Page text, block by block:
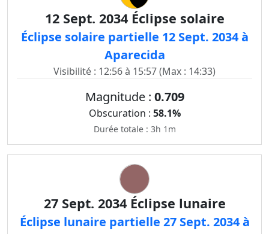
12 Sept. 2034 Éclipse solaire
Éclipse solaire partielle 12 Sept. 2034 à
Aparecida
Visibilité : 12:56 à 15:57 (Max : 14:33)
Magnitude : 0.709
Obscuration : 58.1%
Durée totale : 3h 1m
27 Sept. 2034 Éclipse lunaire
Éclipse lunaire partielle 27 Sept. 2034 à